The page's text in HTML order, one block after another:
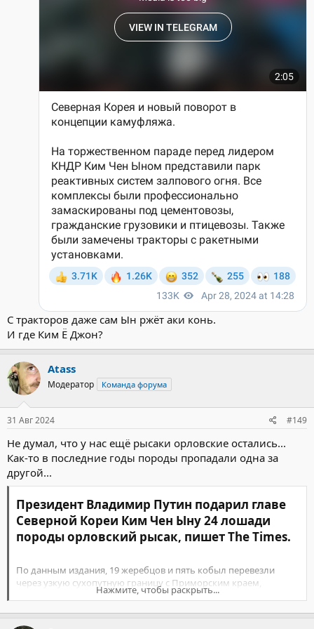
столицу КНДР. Стоимость такого перелета была вполне
бюджетной, все равно что перелететь между соседними
российскими областными центрами.
они еще в советское время, 1970-80-х годах. Но северокорейцы
стараются поддерживать их в хорошем состоянии. Кстати, наш
самолёт был забит под завязку. Свободных мест не было.
- Что из себя представляет аэропорт Пхеньяна?
эксцессов. В аэропорту меня встретили два гида – мужчина и
девушка. Сам аэропорт выглядел вполне современно, на
уровне аэропорта российского города-миллионника. На
втором этаже находятся магазины, кафе, в одном из которых
мы пообедали. В меню была представлена европейская кухня.
Сам аэропорт не пустовал, пассажиры там присутствовали,
причем не только иностранцы, но и местные. И они явно
готовились к полету за рубеж.
Из аэропорта я вышел в сопровождении гидов. Мы сели в
персональный автомобиль с водителем и отправились в
город.
Я жил в отеле «Янгакто», который выглядел вполне прилично.
Там была столовая, бар, магазинчик, разного рода бытовые
организации. Даже казино имелось, где, как мне сказали,
любят отдыхать китайские туристы. Постояльцев было
персоналом я общался на английском, на каком-то уровне им
владели все сотрудники отеля.
«Карточек нет, расплачивались наличными»
- Перед поездкой вас предупреждали, какие правила нужно
соблюдать?
- Турфирма распечатала памятку с описанием того, что можно
уважать местные традиции, образ жизни и позитивно
общаться с гидами.
- В КНДР запрещено фотографировать людей на улице, нельзя
с ними разговаривать. Но на ваших снимках полно местных
С тракторов даже сам Ын ржёт аки конь.
И где Ким Ë Джон?
Atass
Модератор Команда форума
31 Авг 2024 #149
Не думал, что у нас ещё рысаки орловские остались...
Как-то в последние годы породы пропадали одна за
другой...
Президент Владимир Путин подарил главе
Северной Кореи Ким Чен Ыну 24 лошади
породы орловский рысак, пишет The Times.​
По данным издания, 19 жеребцов и пять кобыл перевезли
через узкую сухопутную границу с Приморским краем,
Нажмите, чтобы раскрыть...